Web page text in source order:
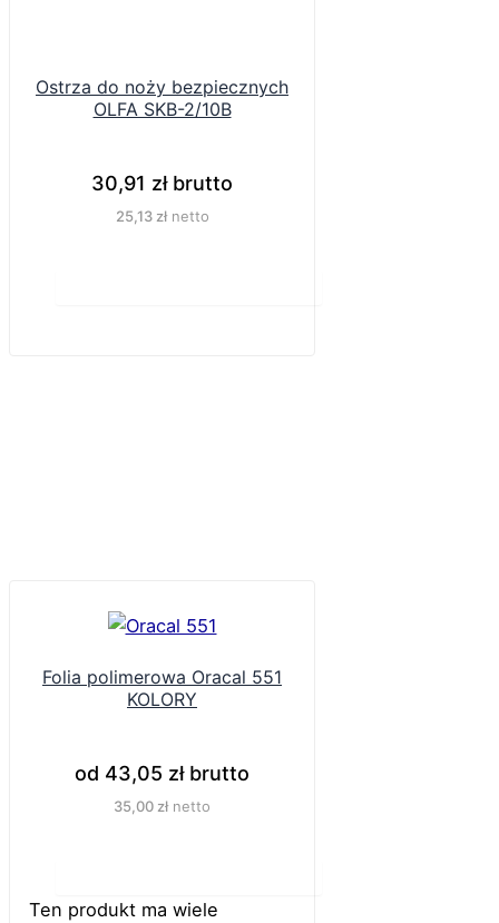
Ostrza do noży bezpiecznych
OLFA SKB-2/10B
30,91 złbrutto
25,13 złnetto
Folia polimerowa Oracal 551
KOLORY
od 43,05 złbrutto
35,00 złnetto
Ten produkt ma wiele